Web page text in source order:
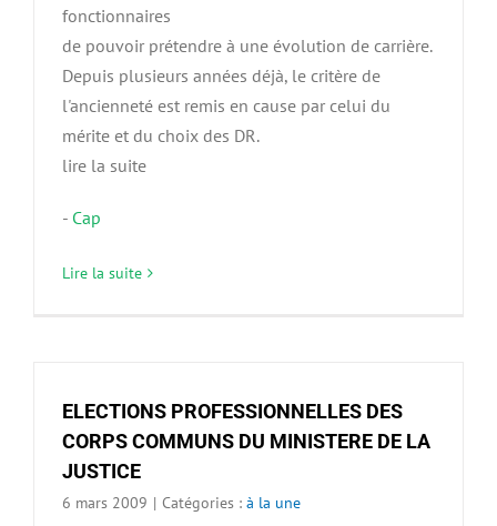
fonctionnaires
de pouvoir prétendre à une évolution de carrière.
Depuis plusieurs années déjà, le critère de
l'ancienneté est remis en cause par celui du
mérite et du choix des DR.
lire la suite
- Cap
Lire la suite
ELECTIONS PROFESSIONNELLES DES
CORPS COMMUNS DU MINISTERE DE LA
JUSTICE
6 mars 2009 | Catégories : à la une